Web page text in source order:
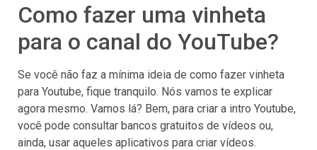
Como fazer uma vinheta
para o canal do YouTube?
Se você não faz a mínima ideia de como fazer vinheta
para Youtube, fique tranquilo. Nós vamos te explicar
agora mesmo. Vamos lá? Bem, para criar a intro Youtube,
você pode consultar bancos gratuitos de vídeos ou,
ainda, usar aqueles aplicativos para criar vídeos.